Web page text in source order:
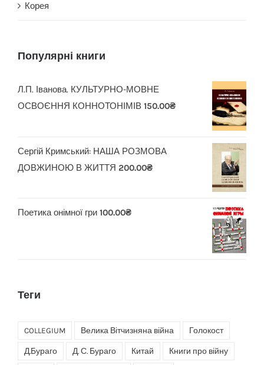
Корея
Популярні книги
Л.П. Іванова. КУЛЬТУРНО-МОВНЕ
ОСВОЄННЯ КОННОТОНІМІВ 150.00₴
Сергій Кримський: НАША РОЗМОВА
ДОВЖИНОЮ В ЖИТТЯ 200.00₴
Поетика онімної гри 100.00₴
Теги
COLLEGIUM Велика Вітчизняна війна Голокост
Д.Бураго Д. С. Бураго Китай Книги про війну